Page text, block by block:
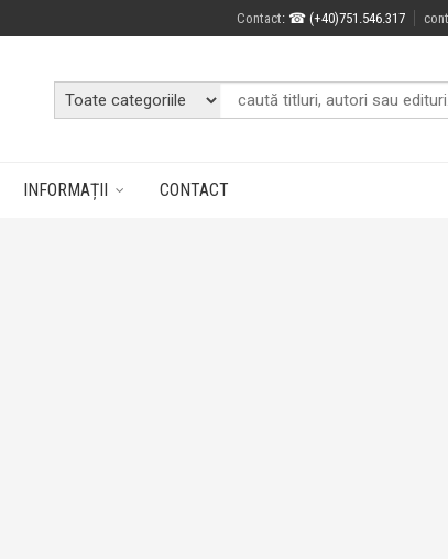
Contact: ☎ (+40)751.546.317
INFORMAȚII CONTACT